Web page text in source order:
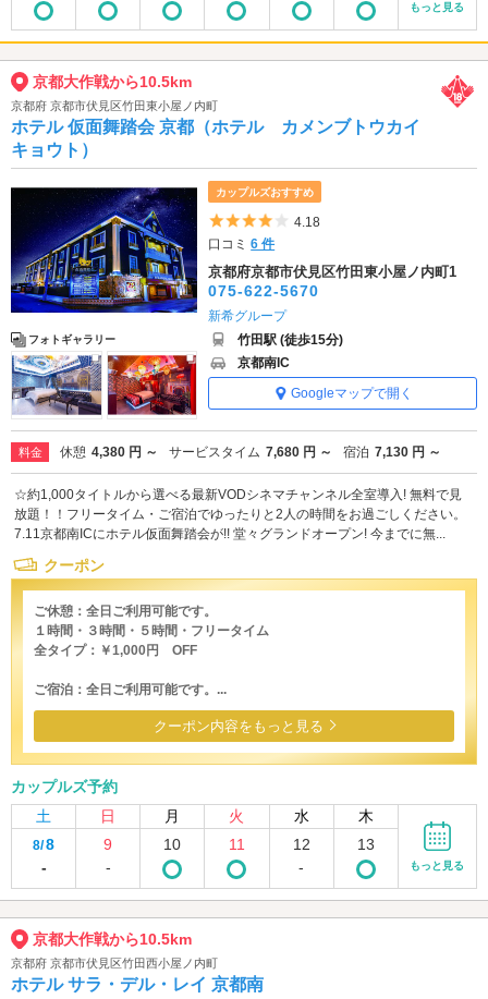
もっと見る
京都大作戦から10.5km
京都府 京都市伏見区竹田東小屋ノ内町
ホテル 仮面舞踏会 京都（ホテル カメンブトウカイ
キョウト）
フォトギャラリー
カップルズおすすめ
5つ星のうち4
4.18
口コミ6 件
京都府京都市伏見区竹田東小屋ノ内町1
075-622-5670
新希グループ
竹田駅 (徒歩15分)
京都南IC
Googleマップで開く
料金 休憩 4,380 円 ～ サービスタイム 7,680 円 ～ 宿泊 7,130 円 ～
☆約1,000タイトルから選べる最新VODシネマチャンネル全室導入! 無料で見
放題！！フリータイム・ご宿泊でゆったりと2人の時間をお過ごしください。
7.11京都南ICにホテル仮面舞踏会が!! 堂々グランドオープン! 今までに無...
クーポン
ご休憩：全日ご利用可能です。
１時間・３時間・５時間・フリータイム
全タイプ：￥1,000円 OFF
ご宿泊：全日ご利用可能です。...
クーポン内容をもっと見る
カップルズ予約
土
日 月 火 水 木
8/8
-
9
-
10 11
12
-
13
もっと見る
京都大作戦から10.5km
京都府 京都市伏見区竹田西小屋ノ内町
ホテル サラ・デル・レイ 京都南